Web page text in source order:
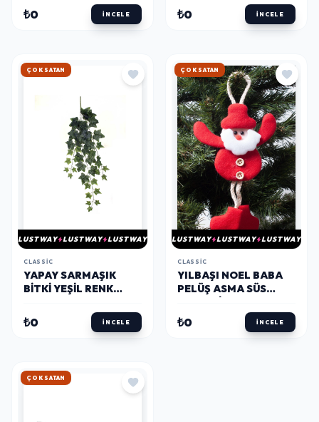
₺0 İNCELE ₺0 İNCELE
ÇOK SATAN
LUSTWAY LUSTWAY LUSTWAY
CLASSIC
YAPAY SARMAŞIK
BITKI YEŞIL RENK
₺0 İNCELE
ÇOK SATAN
LUSTWAY LUSTWAY LUSTWAY
CLASSIC
YILBAŞI NOEL BABA
PELÜŞ ASMA SÜS
₺0 İNCELE
ÇOK SATAN